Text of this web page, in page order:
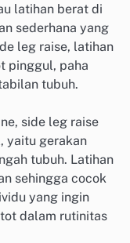
latihan berat di
sederhana yang
leg raise, latihan
pinggul, paha
tubuh.
side leg raise
yaitu gerakan
tubuh. Latihan
sehingga cocok
yang ingin
dalam rutinitas